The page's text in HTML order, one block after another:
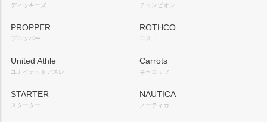
ディッキーズ チャンピオン
PROPPER
プロッパー
ROTHCO
ロスコ
United Athle
ユナイテッドアスレ
Carrots
キャロッツ
STARTER
スターター
NAUTICA
ノーティカ